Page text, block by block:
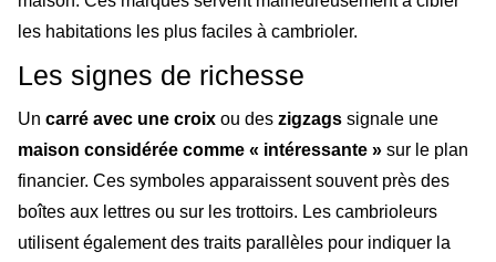
les habitations les plus faciles à cambrioler.
Les signes de richesse
Un carré avec une croix ou des zigzags signale une
maison considérée comme « intéressante » sur le plan
financier. Ces symboles apparaissent souvent près des
boîtes aux lettres ou sur les trottoirs. Les cambrioleurs
utilisent également des traits parallèles pour indiquer la